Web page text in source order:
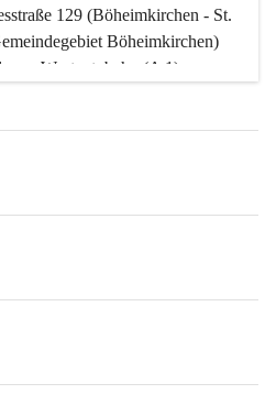
129 (Böheimkirchen - St.
Böheimkirchen)
zur Westautobahn (A 1).
Minuten.
Wien sowie
Pölten. Viele Bauernhöfe hatten
viele Wiener
Wegen des
viele Jagdpächter ihre
Sicht die bedeutendste
mit Wanderwegen durch
lädt dazu ein. Gefördert